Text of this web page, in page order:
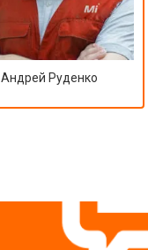
Андрей Руденко